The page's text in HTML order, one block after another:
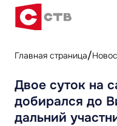
Главная страница
Двое суток на
добирался до
дальний